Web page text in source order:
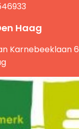
Haag
Karnebeeklaan 6